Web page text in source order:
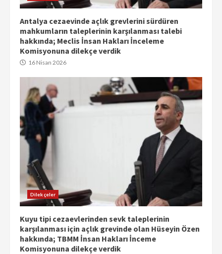
Antalya cezaevinde açlık grevlerini sürdüren
mahkumların taleplerinin karşılanması talebi
hakkında; Meclis İnsan Hakları İnceleme
Komisyonuna dilekçe verdik
16 Nisan 2026
Dilekçeler
Kuyu tipi cezaevlerinden sevk taleplerinin
karşılanması için açlık grevinde olan Hüseyin Özen
hakkında; TBMM İnsan Hakları İnceme
Komisyonuna dilekçe verdik